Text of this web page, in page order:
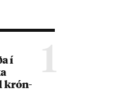
1
í
krón­